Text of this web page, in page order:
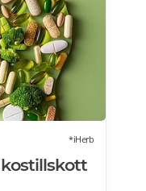
första
Läs mer
på
*iHerb